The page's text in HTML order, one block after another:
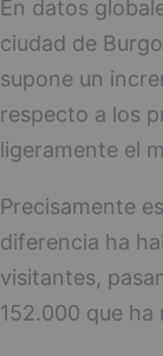
En datos
ciudad de
supone un
respecto a los
ligeramente el
Precisamente
diferencia ha
visitantes,
152.000 que